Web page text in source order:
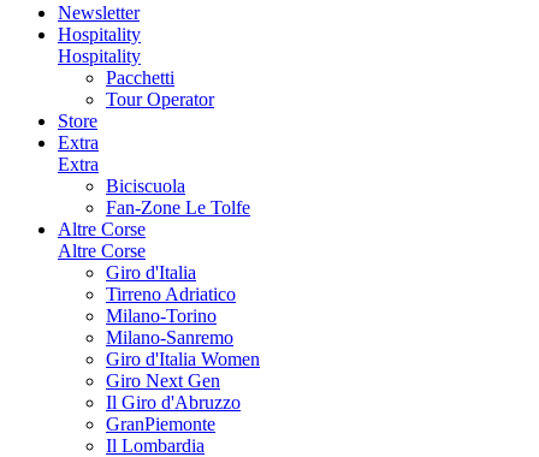
Newsletter
Hospitality
Hospitality
Pacchetti
Tour Operator
Store
Extra
Extra
Biciscuola
Fan-Zone Le Tolfe
Altre Corse
Altre Corse
Giro d'Italia
Tirreno Adriatico
Milano-Torino
Milano-Sanremo
Giro d'Italia Women
Giro Next Gen
Il Giro d'Abruzzo
GranPiemonte
Il Lombardia